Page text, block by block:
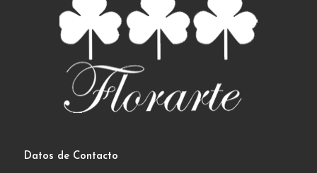
Datos de Contacto